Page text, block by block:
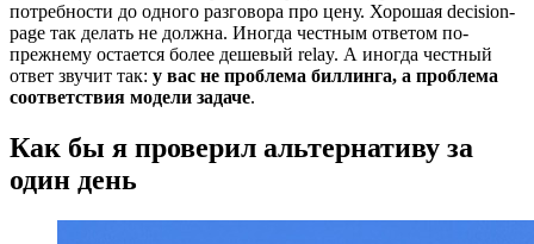
потребности до одного разговора про цену. Хорошая decision-
page так делать не должна. Иногда честным ответом по-
прежнему остается более дешевый relay. А иногда честный
ответ звучит так: у вас не проблема биллинга, а проблема
соответствия модели задаче.
Как бы я проверил альтернативу за
один день